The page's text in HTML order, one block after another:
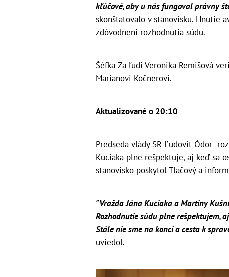
kľúčové, aby u nás fungoval právny
skonštatovalo v stanovisku. Hnutie
zdôvodnení rozhodnutia súdu.
Šéfka Za ľudí Veronika Remišová
Marianovi Kočnerovi.
Aktualizované o 20:10
Predseda vlády SR Ľudovít Ódor
Kuciaka plne rešpektuje, aj keď sa
stanovisko poskytol Tlačový a
"Vražda Jána Kuciaka a Martiny
Rozhodnutie súdu plne rešpektujem,
Stále nie sme na konci a cesta k
uviedol.